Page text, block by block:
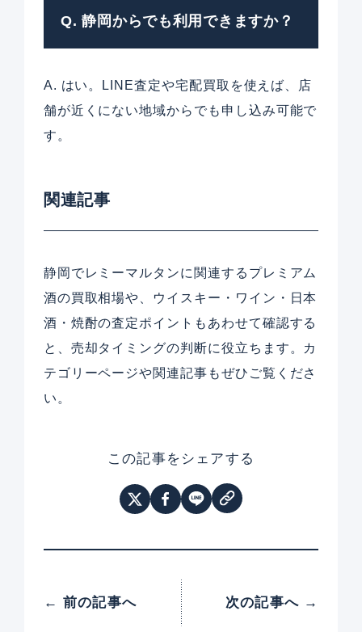
Q. 静岡からでも利用できますか？
A. はい。LINE査定や宅配買取を使えば、店
舗が近くにない地域からでも申し込み可能で
す。
関連記事
静岡でレミーマルタンに関連するプレミアム
酒の買取相場や、ウイスキー・ワイン・日本
酒・焼酎の査定ポイントもあわせて確認する
と、売却タイミングの判断に役立ちます。カ
テゴリーページや関連記事もぜひご覧くださ
い。
この記事をシェアする
← 前の記事へ 次の記事へ →